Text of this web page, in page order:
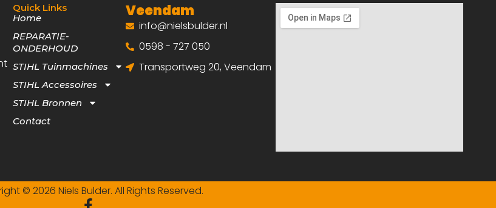
Quick Links
Home
REPARATIE-
ONDERHOUD
STIHL Tuinmachines
STIHL Accessoires
STIHL Bronnen
Contact
Veendam
info@nielsbulder.nl
0598 - 727 050
Transportweg 20, Veendam
© 2026 Niels Bulder. All Rights Reserved.